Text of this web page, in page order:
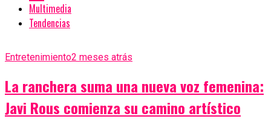
Multimedia
Tendencias
Entretenimiento2 meses atrás
La ranchera suma una nueva voz femenina:
Javi Rous comienza su camino artístico